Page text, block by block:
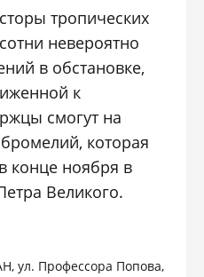
тропических
невероятно
в обстановке,
к
смогут на
которая
конце ноября в
Великого.
ул. Профессора Попова,